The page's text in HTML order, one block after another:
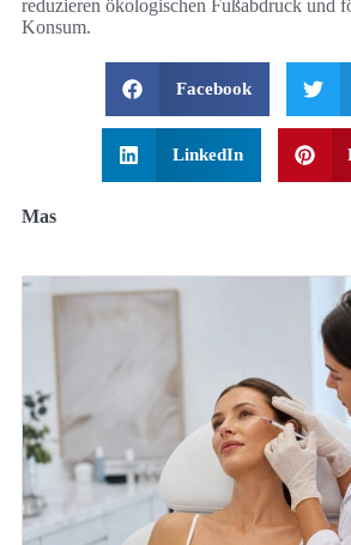
reduzieren ökologischen Fußabdruck und
Konsum.
Facebook
LinkedIn
Mas